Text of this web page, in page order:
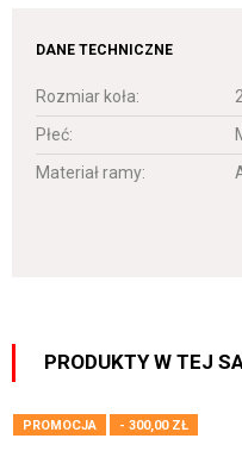
DANE TECHNICZNE
Rozmiar koła:
Płeć:
Materiał ramy:
PRODUKTY W TEJ
PROMOCJA - 300,00 ZŁ